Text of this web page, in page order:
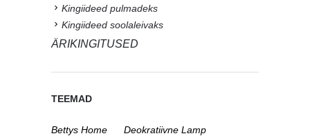
Kingiideed pulmadeks
Kingiideed soolaleivaks
ÄRIKINGITUSED
TEEMAD
Bettys Home
Deokratiivne Lamp